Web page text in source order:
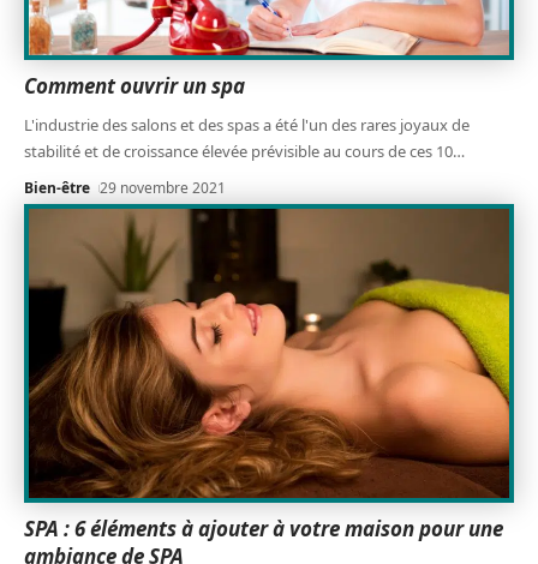
Comment ouvrir un spa
L'industrie des salons et des spas a été l'un des rares joyaux de
stabilité et de croissance élevée prévisible au cours de ces 10…
Bien-être 29 novembre 2021
SPA : 6 éléments à ajouter à votre maison pour une
ambiance de SPA